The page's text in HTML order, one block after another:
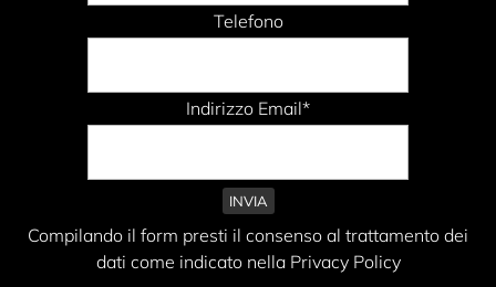
Telefono
Indirizzo Email*
Compilando il form presti il consenso al trattamento dei
dati come indicato nella Privacy Policy